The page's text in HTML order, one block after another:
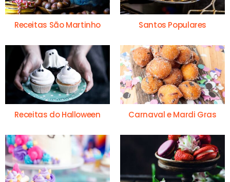
Receitas São Martinho Santos Populares
Receitas do Halloween Carnaval e Mardi Gras